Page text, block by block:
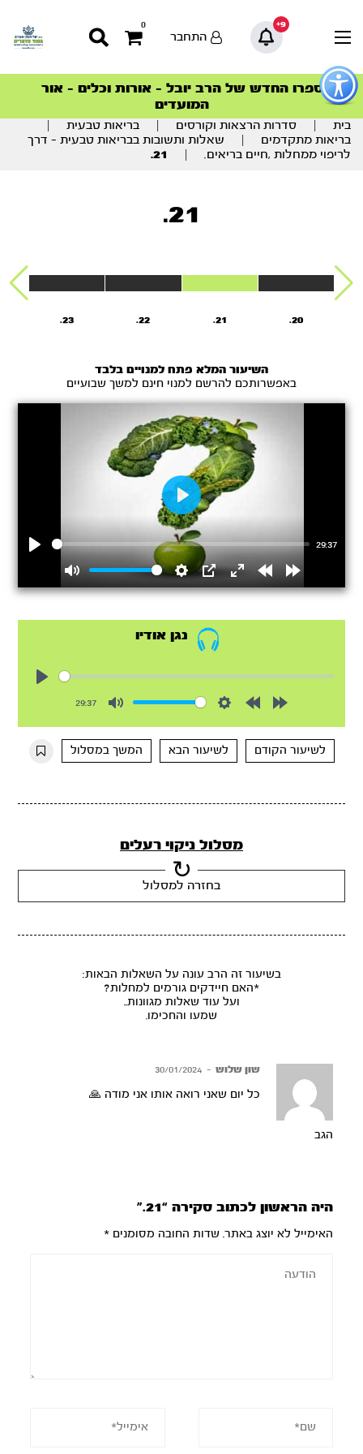
כפתור
לפתיחת
תפריט
9+
0
התחבר
סדרות הפודקאסטים
הסדרה המובילה החודש – דרך המלך
ספרו החדש של הרב יובל – אורות וכלים – אור
המועדים
הצטרפו למהפכת הבריאות הטבעית >
סדרות הפודקאסטים
הסדרה המובילה החודש – דרך המלך
תוכן
מרכזי
בית סדרות הרצאות וקורסים בריאות טבעית
בריאות מתקדמים
שאלות ותשובות בבריאות טבעית – דרך
לריפוי ממחלות ,חיים בריאים.
21.
21.
20.
21.
22.
23.
השיעור המלא פתח למנויים בלבד
באפשרותכם להרשם למנוי חינם למשך שבועיים
29:37
Mute Settings
PIP
EnterRewindForward
Play
נגן אודיו
29:37
10s
10s
לשיעור הקודם
לשיעור הבא המשך במסלול
מסלול ניקוי רעלים
בחזרה למסלול
בשיעור זה הרב עונה על השאלות הבאות:
*האם חיידקים גורמים למחלות?
ועל עוד שאלות מגוונות..
שמעו והחכימו.
שון שלוש –
30/01/2024
כל יום שאני רואה אותו אני מודה 🙏
הגב
היה הראשון לכתוב סקירה “21.”
האימייל לא יוצג באתר. שדות החובה מסומנים*